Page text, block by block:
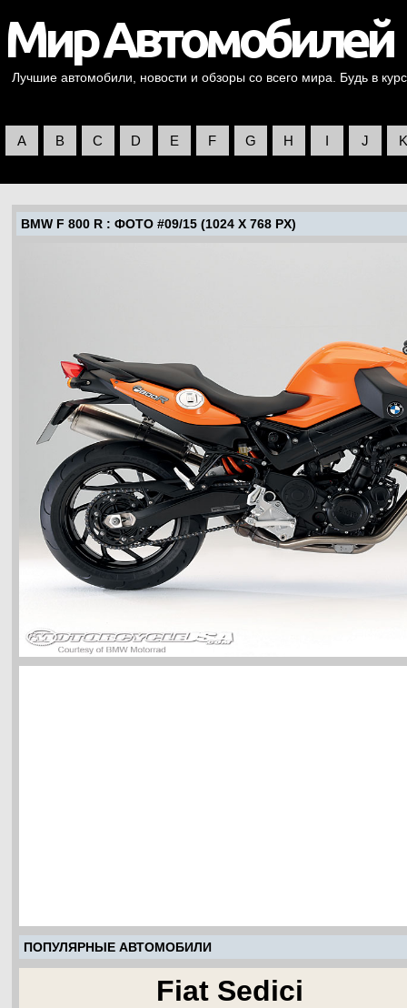
Лучшие автомобили, новости и обзоры со всего мира. Будь в
A B C D E F G H I J K
BMW F 800 R : ФОТО #09/15 (1024 X 768 PX)
ПОПУЛЯРНЫЕ АВТОМОБИЛИ
Fiat Sedici